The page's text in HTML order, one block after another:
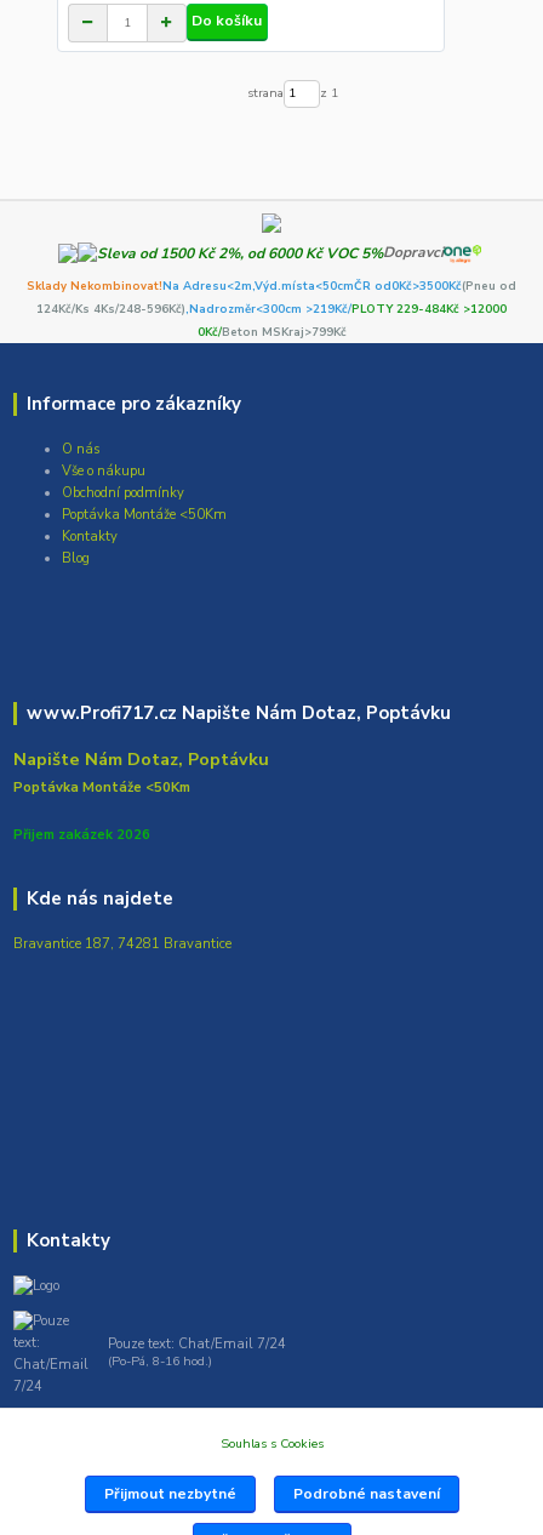
Do košíku
strana z 1
Dopravci
Sklady Nekombinovat!Na Adresu<2m,Výd.místa<50cmČR od0Kč>3500Kč(Pneu od
124Kč/Ks 4Ks/248-596Kč),Nadrozměr<300cm >219Kč/PLOTY 229-484Kč >12000
0Kč/Beton MSKraj>799Kč
Informace pro zákazníky
O nás
Vše o nákupu
Obchodní podmínky
Poptávka Montáže <50Km
Kontakty
Blog
www.Profi717.cz Napište Nám Dotaz, Poptávku
Napište Nám Dotaz, Poptávku
Poptávka Montáže <50Km
Přijem zakázek 2026
Kde nás najdete
Bravantice 187, 74281 Bravantice
Kontakty
Pouze text: Chat/Email 7/24
(Po-Pá, 8-16 hod.)
Souhlas s Cookies
Přijmout nezbytné Podrobné nastavení